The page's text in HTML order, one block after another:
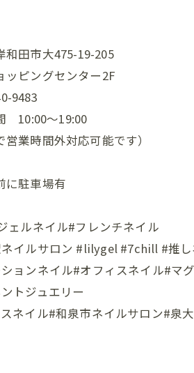
和田市大475-19-205
ッピングセンター2F
9483
10:00〜19:00
営業時間外対応可能です）
に駐車場有
ェルネイル#フレンチネイル
イルサロン #lilygel #7chill #推
ョンネイル#オフィスネイル#マ
トジュエリー
ネイル#和泉市ネイルサロン#